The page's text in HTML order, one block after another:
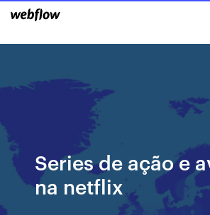
Series de ação e
na netflix